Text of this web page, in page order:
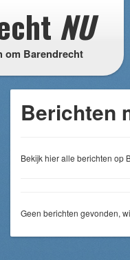
NU
om Barendrecht
Berichten
Bekijk hier alle berichten op
Geen berichten gevonden,